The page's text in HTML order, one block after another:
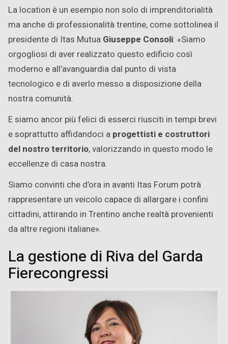
La location è un esempio non solo di imprenditorialità
ma anche di professionalità trentine, come sottolinea il
presidente di Itas Mutua Giuseppe Consoli: «Siamo
orgogliosi di aver realizzato questo edificio così
moderno e all’avanguardia dal punto di vista
tecnologico e di averlo messo a disposizione della
nostra comunità.
E siamo ancor più felici di esserci riusciti in tempi brevi
e soprattutto affidandoci a progettisti e costruttori
del nostro territorio, valorizzando in questo modo le
eccellenze di casa nostra.
Siamo convinti che d’ora in avanti Itas Forum potrà
rappresentare un veicolo capace di allargare i confini
cittadini, attirando in Trentino anche realtà provenienti
da altre regioni italiane».
La gestione di Riva del Garda
Fierecongressi